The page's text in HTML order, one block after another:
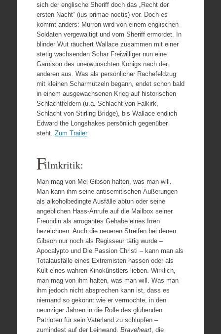
sich der englische Sheriff doch das „Recht der
ersten Nacht“ (ius primae noctis) vor. Doch es
kommt anders: Murron wird von einem englischen
Soldaten vergewaltigt und vom Sheriff ermordet. In
blinder Wut räuchert Wallace zusammen mit einer
stetig wachsenden Schar Freiwilliger nun eine
Garnison des unerwünschten Königs nach der
anderen aus. Was als persönlicher Rachefeldzug
mit kleinen Scharmützeln begann, endet schon bald
in einem ausgewachsenen Krieg auf historischen
Schlachtfeldern (u.a. Schlacht von Falkirk,
Schlacht von Stirling Bridge), bis Wallace endlich
Edward the Longshakes persönlich gegenüber
steht. Zum Trailer
Filmkritik:
Man mag von Mel Gibson halten, was man will.
Man kann ihm seine antisemitischen Äußerungen
als alkoholbedingte Ausfälle abtun oder seine
angeblichen Hass-Anrufe auf die Mailbox seiner
Freundin als arrogantes Gehabe eines Irren
bezeichnen. Auch die neueren Streifen bei denen
Gibson nur noch als Regisseur tätig wurde –
Apocalypto und Die Passion Christi – kann man als
Totalausfälle eines Extremisten hassen oder als
Kult eines wahren Kinokünstlers lieben. Wirklich,
man mag von ihm halten, was man will. Was man
ihm jedoch nicht absprechen kann ist, dass es
niemand so gekonnt wie er vermochte, in den
neunziger Jahren in die Rolle des glühenden
Patrioten für sein Vaterland zu schlüpfen –
zumindest auf der Leinwand. Braveheart, die